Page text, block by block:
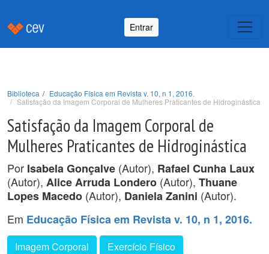
Entrar
Biblioteca
Educação Física em Revista v. 10, n 1, 2016.
Satisfação da Imagem Corporal de Mulheres Praticantes de Hidroginástica
Satisfação da Imagem Corporal de
Mulheres Praticantes de Hidroginástica
Por Isabela Gonçalve (Autor), Rafael Cunha Laux
(Autor), Alice Arruda Londero (Autor), Thuane
Lopes Macedo (Autor), Daniela Zanini (Autor).
Em Educação Física em Revista v. 10, n 1, 2016.
Imagem Corporal
Exercício Físico